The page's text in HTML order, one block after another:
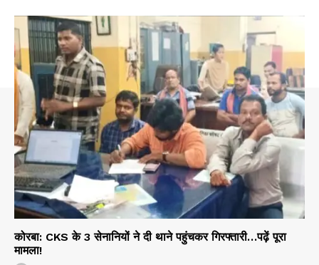
कोरबा: CKS के 3 सेनानियों ने दी थाने पहुंचकर गिरफ्तारी…पढ़ें पूरा
मामला!